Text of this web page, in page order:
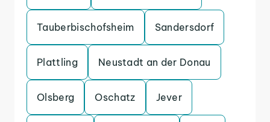
Tauberbischofsheim Sandersdorf
Plattling Neustadt an der Donau
Olsberg Oschatz Jever